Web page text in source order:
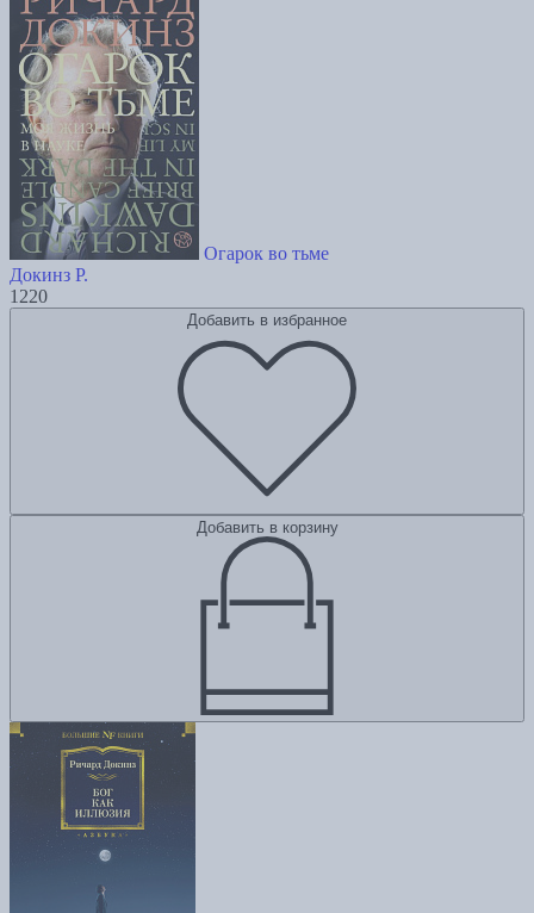
Огарок во тьме
Докинз Р.
1220
Добавить в избранное
Добавить в корзину